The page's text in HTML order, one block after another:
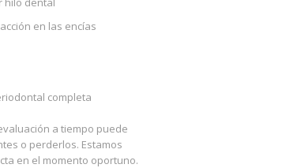
en las encías
completa
a tiempo puede
o perderlos. Estamos
en el momento oportuno.